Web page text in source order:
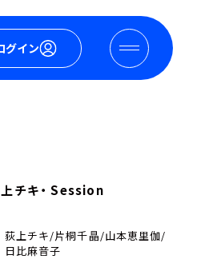
グイン
チキ・ Session
荻上チキ/片桐千晶/山本恵里伽/
日比麻音子